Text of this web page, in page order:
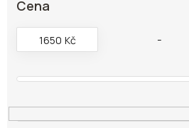
ů
Cena
1650 Kč